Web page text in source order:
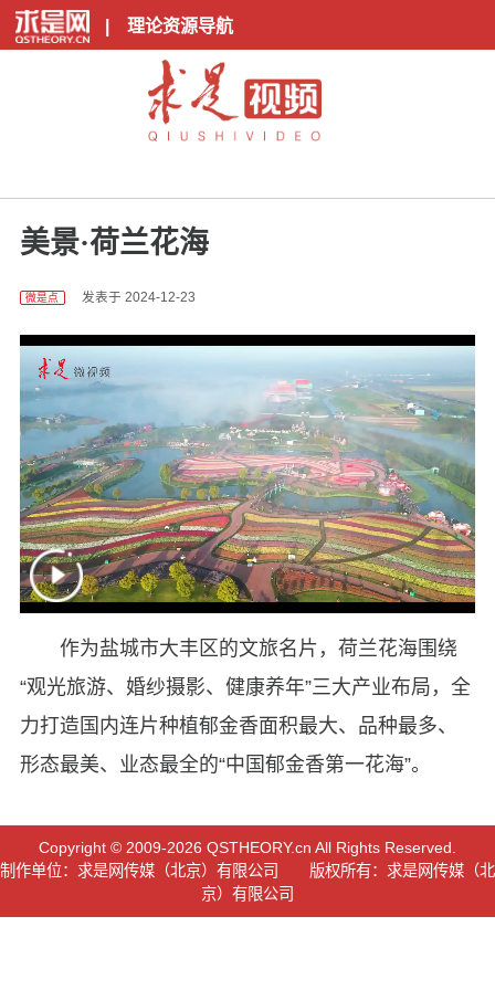
| 理论资源导航
美景·荷兰花海
微是点 发表于 2024-12-23
作为盐城市大丰区的文旅名片，荷兰花海围绕
“观光旅游、婚纱摄影、健康养年”三大产业布局，全
力打造国内连片种植郁金香面积最大、品种最多、
形态最美、业态最全的“中国郁金香第一花海”。
Copyright © 2009-2026 QSTHEORY.cn All Rights Reserved.
制作单位：求是网传媒（北京）有限公司 版权所有：求是网传媒（北
京）有限公司